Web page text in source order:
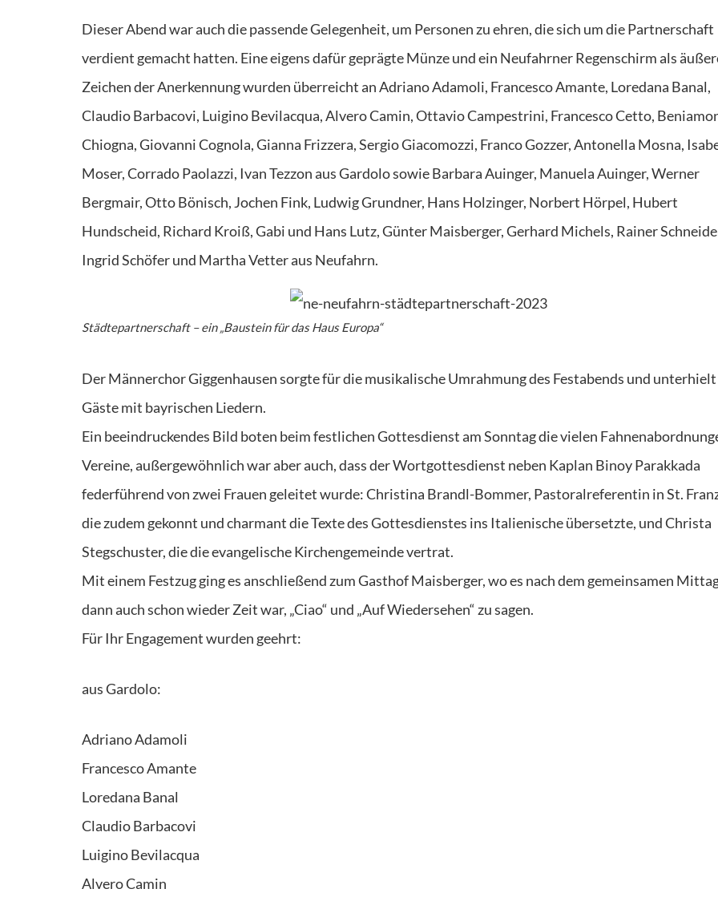
Dieser Abend war auch die passende Gelegenheit, um Personen zu ehren, die sich um die Partnerschaft
verdient gemacht hatten. Eine eigens dafür geprägte Münze und ein Neufahrner Regenschirm als
Zeichen der Anerkennung wurden überreicht an Adriano Adamoli, Francesco Amante, Loredana Banal,
Claudio Barbacovi, Luigino Bevilacqua, Alvero Camin, Ottavio Campestrini, Francesco Cetto,
Chiogna, Giovanni Cognola, Gianna Frizzera, Sergio Giacomozzi, Franco Gozzer, Antonella Mosna,
Moser, Corrado Paolazzi, Ivan Tezzon aus Gardolo sowie Barbara Auinger, Manuela Auinger, Werner
Bergmair, Otto Bönisch, Jochen Fink, Ludwig Grundner, Hans Holzinger, Norbert Hörpel, Hubert
Hundscheid, Richard Kroiß, Gabi und Hans Lutz, Günter Maisberger, Gerhard Michels, Rainer
Ingrid Schöfer und Martha Vetter aus Neufahrn.
Städtepartnerschaft – ein „Baustein für das Haus Europa“
Der Männerchor Giggenhausen sorgte für die musikalische Umrahmung des Festabends und
Gäste mit bayrischen Liedern.
Ein beeindruckendes Bild boten beim festlichen Gottesdienst am Sonntag die vielen
Vereine, außergewöhnlich war aber auch, dass der Wortgottesdienst neben Kaplan Binoy Parakkada
federführend von zwei Frauen geleitet wurde: Christina Brandl-Bommer, Pastoralreferentin in St.
die zudem gekonnt und charmant die Texte des Gottesdienstes ins Italienische übersetzte, und Christa
Stegschuster, die die evangelische Kirchengemeinde vertrat.
Mit einem Festzug ging es anschließend zum Gasthof Maisberger, wo es nach dem gemeinsamen
dann auch schon wieder Zeit war, „Ciao“ und „Auf Wiedersehen“ zu sagen.
Für Ihr Engagement wurden geehrt:
aus Gardolo:
Adriano Adamoli
Francesco Amante
Loredana Banal
Claudio Barbacovi
Luigino Bevilacqua
Alvero Camin